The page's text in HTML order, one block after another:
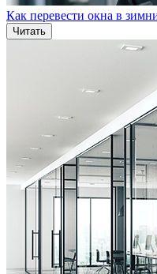
Как перевести окна в
Читать